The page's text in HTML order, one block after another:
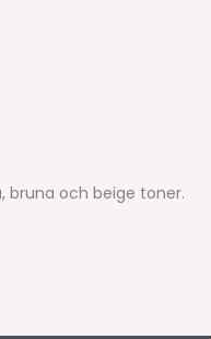
bruna och beige toner.